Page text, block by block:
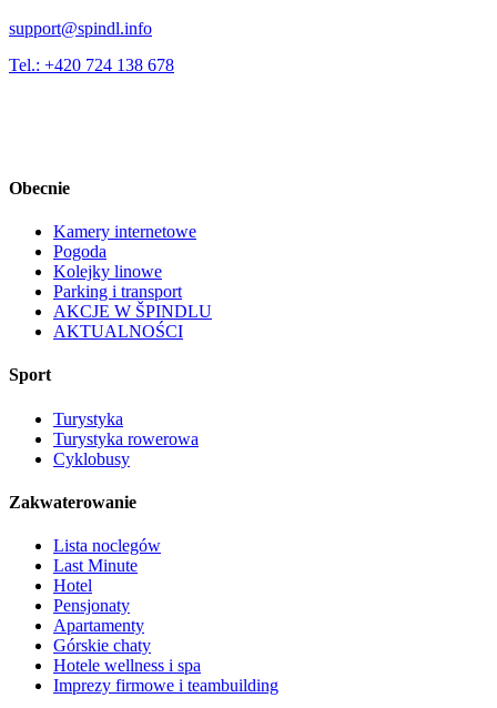
support@spindl.info
Tel.: +420 724 138 678
Obecnie
Kamery internetowe
Pogoda
Kolejky linowe
Parking i transport
AKCJE W ŠPINDLU
AKTUALNOŚCI
Sport
Turystyka
Turystyka rowerowa
Cyklobusy
Zakwaterowanie
Lista noclegów
Last Minute
Hotel
Pensjonaty
Apartamenty
Górskie chaty
Hotele wellness i spa
Imprezy firmowe i teambuilding